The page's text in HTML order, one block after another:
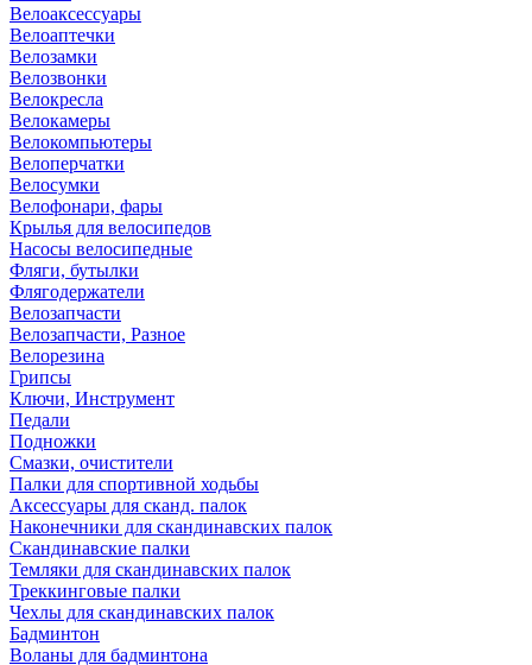
Велоаксессуары
Велоаптечки
Велозамки
Велозвонки
Велокресла
Велокамеры
Велокомпьютеры
Велоперчатки
Велосумки
Велофонари, фары
Крылья для велосипедов
Насосы велосипедные
Фляги, бутылки
Флягодержатели
Велозапчасти
Велозапчасти, Разное
Велорезина
Грипсы
Ключи, Инструмент
Педали
Подножки
Смазки, очистители
Палки для спортивной ходьбы
Аксессуары для сканд. палок
Наконечники для скандинавских палок
Скандинавские палки
Темляки для скандинавских палок
Треккинговые палки
Чехлы для скандинавских палок
Бадминтон
Воланы для бадминтона